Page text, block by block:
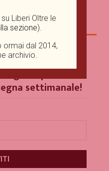
List per
settimanale!
Liberi Oltre le
sezione).
ormai dal 2014,
archivio.